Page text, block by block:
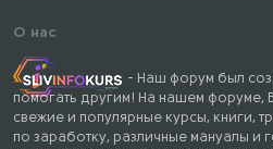
О нас
- Наш форум был
помогать другим! На нашем форуме,
свежие и популярные курсы, книги,
по заработку, различные мануалы и